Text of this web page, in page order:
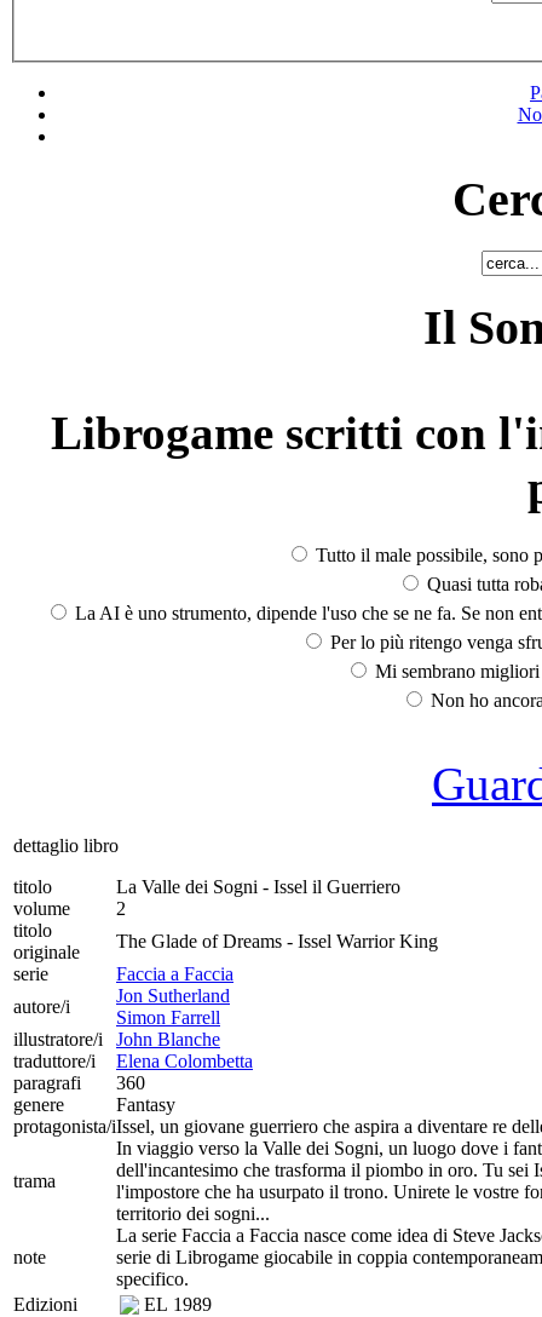
Il
Librogame scritti con
Tutto il male possibile, sono
Quasi tutta
La AI è uno strumento, dipende l'uso che se ne fa. Se non
Per lo più ritengo venga
Mi sembrano
Non ho
dettaglio libro
titolo
La Valle dei Sogni - Issel il Guerriero
volume
2
titolo
originale
The Glade of Dreams - Issel Warrior King
serie
Faccia a Faccia
autore/i
Jon Sutherland
Simon Farrell
illustratore/i
John Blanche
traduttore/i
Elena Colombetta
paragrafi
360
genere
Fantasy
protagonista/iIssel, un giovane guerriero che aspira a diventare re
trama
In viaggio verso la Valle dei Sogni, un luogo dove i
dell'incantesimo che trasforma il piombo in oro. Tu sei
l'impostore che ha usurpato il trono. Unirete le vostre
territorio dei sogni...
note
La serie Faccia a Faccia nasce come idea di Steve
serie di Librogame giocabile in coppia
specifico.
Edizioni
EL 1989